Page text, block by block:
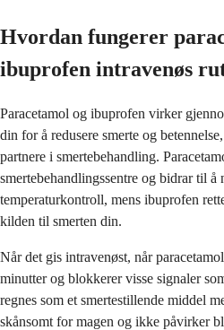
Hvordan fungerer
ibuprofen intravenøs
Paracetamol og ibuprofen virker
din for å redusere smerte og
partnere i smertebehandling.
smertebehandlingssentre og bidrar til å
temperaturkontroll, mens ibuprofen
kilden til smerten din.
Når det gis intravenøst, når
minutter og blokkerer visse signaler
regnes som et smertestillende middel
skånsomt for magen og ikke påvirker